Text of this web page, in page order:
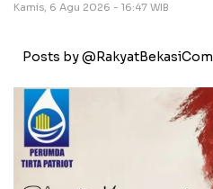
Kamis, 6 Agu 2026 - 16:47 WIB
Posts by @RakyatBekasiCom